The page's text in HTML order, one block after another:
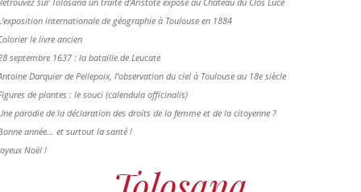
internationale de géographie à Toulouse en 1884
le livre ancien
septembre 1637 : la bataille de Leucate
Darquier de Pellepoix, l’observation du ciel à Toulouse au 18e siècle
de plantes : le souci (calendula officinalis)
parodie de la déclaration des droits de la femme et de la citoyenne ?
année... et surtout la santé !
Noël !